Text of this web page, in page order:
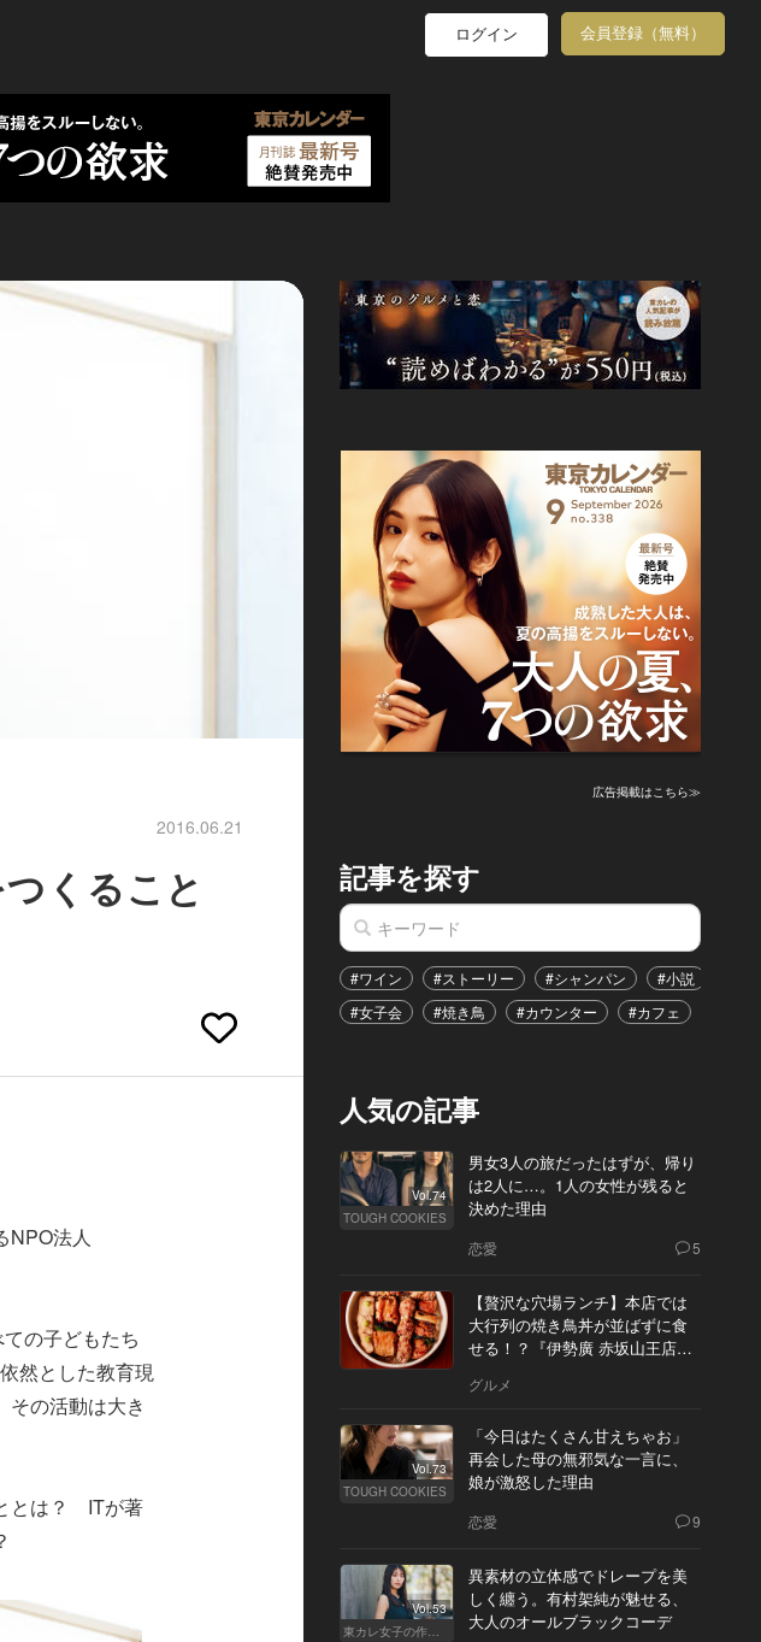
ログイン 会員登録（無料）
2016.06.21
くること
NPO法人
の子どもたち
然とした教育現
その活動は大き
とは？ ITが著
広告掲載はこちら≫
記事を探す
#ワイン #ストーリー #シャンパン #小説
#女子会
#焼き鳥 #カウンター #カフェ
人気の記事
Vol.74
TOUGH COOKIES
男女3人の旅だったはずが、帰り
は2人に…。1人の女性が残ると
決めた理由
恋愛 5
【贅沢な穴場ランチ】本店では
大行列の焼き鳥丼が並ばずに食
せる！？『伊勢廣 赤坂山王店』
グルメ
Vol.73
TOUGH COOKIES
「今日はたくさん甘えちゃお」
再会した母の無邪気な一言に、
娘が激怒した理由
恋愛 9
Vol.53
東カレ女子の作り方
異素材の立体感でドレープを美
しく纏う。有村架純が魅せる、
大人のオールブラックコーデ